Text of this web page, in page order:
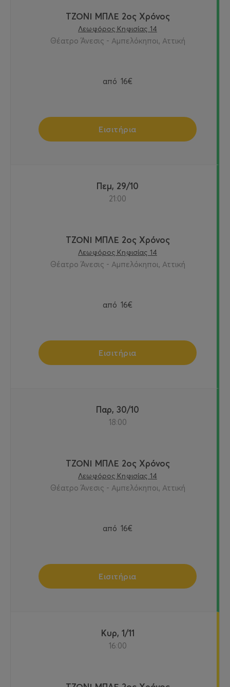
ΤΖΟΝΙ ΜΠΛΕ 2ος Χρόνος
Λεωφόρος Κηφισίας 14
Θέατρο Άνεσις - Αμπελόκηποι, Αττική
από 16€
Εισιτήρια
Πεμ, 29/10
21:00
ΤΖΟΝΙ ΜΠΛΕ 2ος Χρόνος
Λεωφόρος Κηφισίας 14
Θέατρο Άνεσις - Αμπελόκηποι, Αττική
από 16€
Εισιτήρια
Παρ, 30/10
18:00
ΤΖΟΝΙ ΜΠΛΕ 2ος Χρόνος
Λεωφόρος Κηφισίας 14
Θέατρο Άνεσις - Αμπελόκηποι, Αττική
από 16€
Εισιτήρια
Κυρ, 1/11
16:00